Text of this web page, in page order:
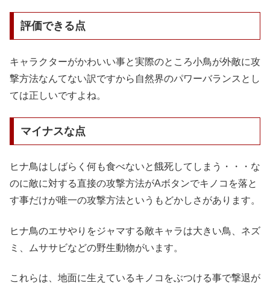
評価できる点
キャラクターがかわいい事と実際のところ小鳥が外敵に攻
撃方法なんてない訳ですから自然界のパワーバランスとし
ては正しいですよね。
マイナスな点
ヒナ鳥はしばらく何も食べないと餓死してしまう・・・な
のに敵に対する直接の攻撃方法がAボタンでキノコを落と
す事だけが唯一の攻撃方法というもどかしさがあります。
ヒナ鳥のエサやりをジャマする敵キャラは大きい鳥、ネズ
ミ、ムササビなどの野生動物がいます。
これらは、地面に生えているキノコをぶつける事で撃退が